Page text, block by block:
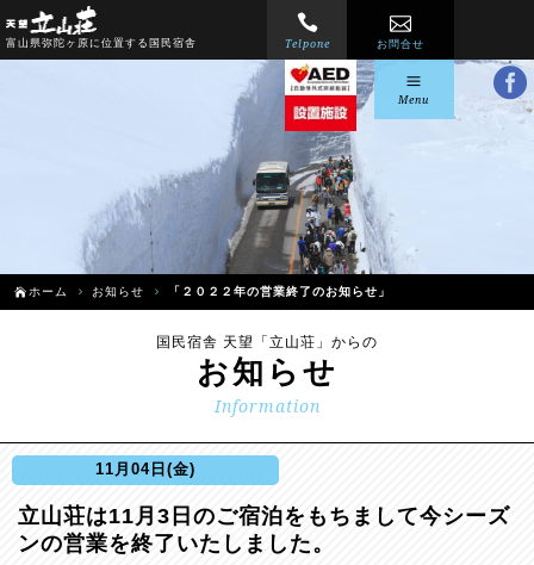
富山県弥陀ヶ原に位置する国民宿舎 Telpone お問合せ
Menu
ホーム お知らせ 「２０２２年の営業終了のお知らせ」
国民宿舎 天望「立山荘」からの
お知らせ
Information
11月04日(金)
立山荘は11月3日のご宿泊をもちまして今シーズ
ンの営業を終了いたしました。